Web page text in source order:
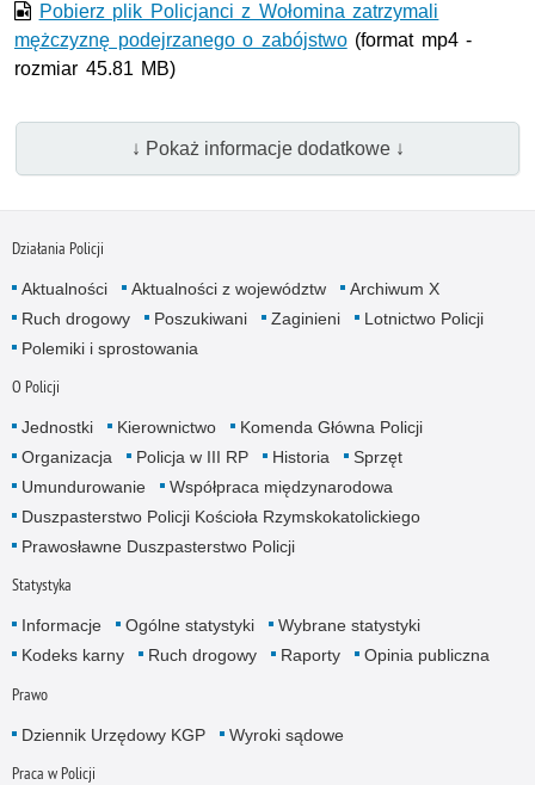
Pobierz plik Policjanci z Wołomina zatrzymali
mężczyznę podejrzanego o zabójstwo(format mp4 -
rozmiar 45.81 MB)
↓ Pokaż informacje dodatkowe ↓
Działania Policji
Aktualności Aktualności z województw
Archiwum X
Ruch drogowy
Poszukiwani Zaginieni
Lotnictwo Policji
Polemiki i sprostowania
O Policji
Jednostki Kierownictwo
Komenda Główna Policji
Organizacja
Policja w III RP Historia
Sprzęt
Umundurowanie
Współpraca międzynarodowa
Duszpasterstwo Policji Kościoła Rzymskokatolickiego
Prawosławne Duszpasterstwo Policji
Statystyka
Informacje Ogólne statystyki
Wybrane statystyki
Kodeks karny
Ruch drogowy Raporty Opinia publiczna
Prawo
Dziennik Urzędowy KGP Wyroki sądowe
Praca w Policji